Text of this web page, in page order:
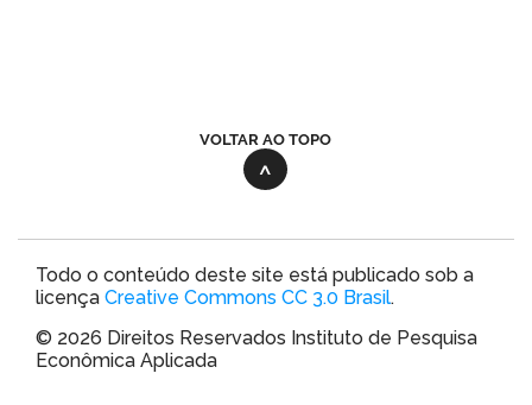
VOLTAR AO TOPO
Todo o conteúdo deste site está publicado sob a
licença Creative Commons CC 3.0 Brasil.
© 2026 Direitos Reservados Instituto de Pesquisa
Econômica Aplicada